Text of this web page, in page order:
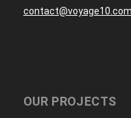
contact@voyage10.com
OUR PROJECTS